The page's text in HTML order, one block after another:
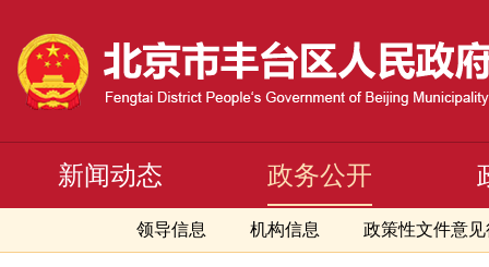
新闻动态 政务公开
领导信息 机构信息 政策性文件意
政策文件